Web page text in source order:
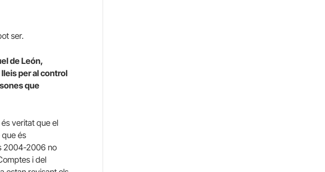
ser.
de León,
per al control
que
és veritat que el
que és
2004-2006 no
i del